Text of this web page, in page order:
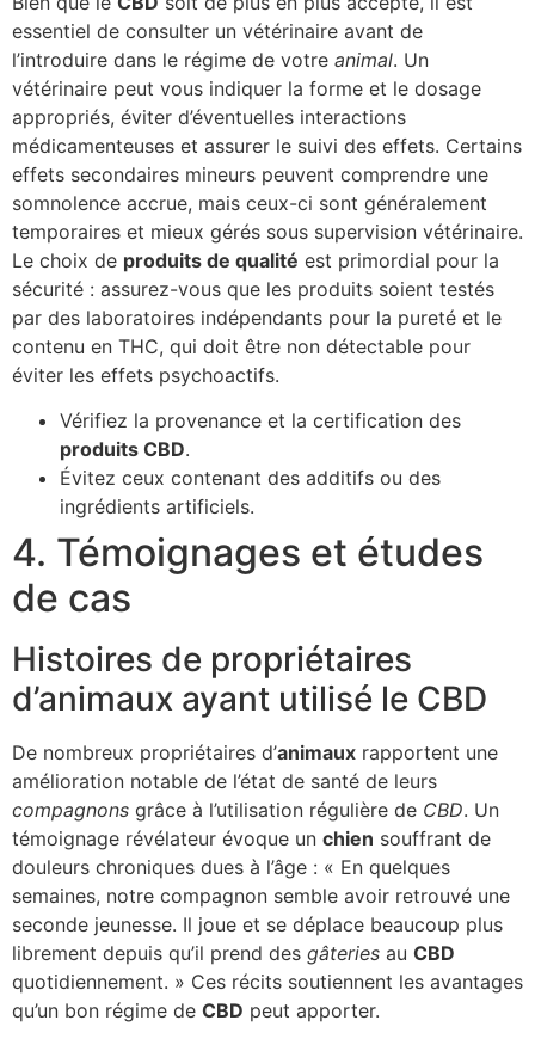
essentiel de consulter un vétérinaire avant de
l’introduire dans le régime de votre animal. Un
vétérinaire peut vous indiquer la forme et le dosage
appropriés, éviter d’éventuelles interactions
médicamenteuses et assurer le suivi des effets. Certains
effets secondaires mineurs peuvent comprendre une
somnolence accrue, mais ceux-ci sont généralement
temporaires et mieux gérés sous supervision vétérinaire.
Le choix de produits de qualité est primordial pour la
sécurité : assurez-vous que les produits soient testés
par des laboratoires indépendants pour la pureté et le
contenu en THC, qui doit être non détectable pour
éviter les effets psychoactifs.
Vérifiez la provenance et la certification des
produits CBD.
Évitez ceux contenant des additifs ou des
ingrédients artificiels.
4. Témoignages et études
de cas
Histoires de propriétaires
d’animaux ayant utilisé le CBD
De nombreux propriétaires d’animaux rapportent une
amélioration notable de l’état de santé de leurs
compagnons grâce à l’utilisation régulière de CBD. Un
témoignage révélateur évoque un chien souffrant de
douleurs chroniques dues à l’âge : « En quelques
semaines, notre compagnon semble avoir retrouvé une
seconde jeunesse. Il joue et se déplace beaucoup plus
librement depuis qu’il prend des gâteries au CBD
quotidiennement. » Ces récits soutiennent les avantages
qu’un bon régime de CBD peut apporter.